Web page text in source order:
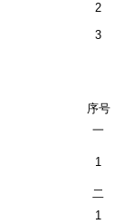
2
3
序号
一
1
二
1